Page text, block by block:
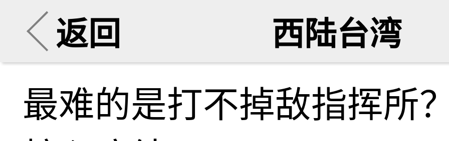
返回 西陆台湾
最难的是打不掉敌指挥所